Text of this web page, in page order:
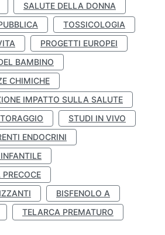
SALUTE DELLA DONNA
TOSSICOLOGIA
PROGETTI EUROPEI
BAMBINO
CHIMICHE
IMPATTO SULLA SALUTE
STUDI IN VIVO
ENDOCRINI
PRECOCE
BISFENOLO A
TELARCA PREMATURO